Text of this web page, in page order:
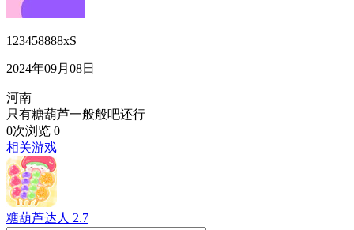
123458888xS
2024年09月08日
河南
只有糖葫芦一般般吧还行
0次浏览 0
相关游戏
糖葫芦达人 2.7